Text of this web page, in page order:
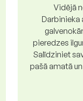
Vidējā
Darbinieka
pieredzes
Salīdziniet
pašā amatā